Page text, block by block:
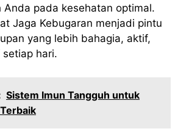
Anda pada kesehatan optimal.
Jaga Kebugaran menjadi pintu
yang lebih bahagia, aktif,
hari.
Sistem Imun Tangguh untuk